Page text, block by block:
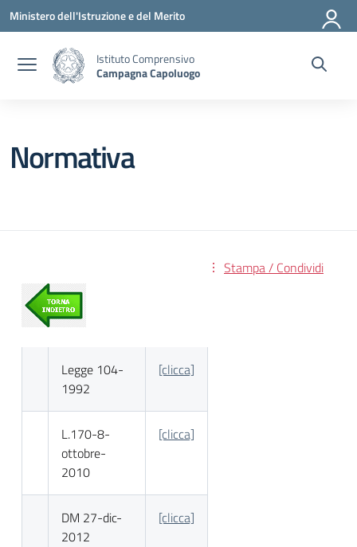
Vai ai contenuti
Vai al menu di navigazione
Vai al footer
Ministero dell'Istruzione e del Merito
Istituto Comprensivo
Campagna Capoluogo
Normativa
Stampa / Condividi
Legge 104-
1992
[clicca]
L.170-8-
ottobre-
2010
[clicca]
DM 27-dic-
2012
[clicca]